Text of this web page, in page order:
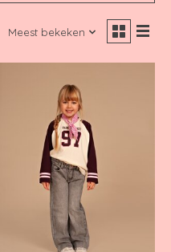
Meest bekeken